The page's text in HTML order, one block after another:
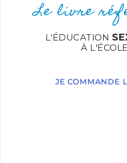
Le livre
L'ÉDUCATION
À
JE COMMANDE